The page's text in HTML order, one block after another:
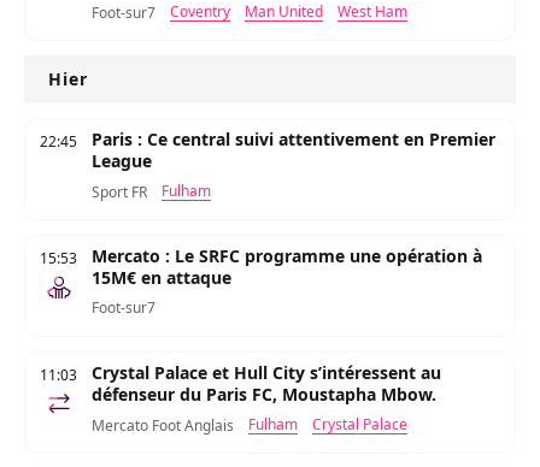
Foot-sur7 Coventry Man United West Ham
Hier
22:45
Paris : Ce central suivi attentivement en Premier
League
Sport FR Fulham
15:53
Mercato : Le SRFC programme une opération à
15M€ en attaque
Foot-sur7
11:03
Crystal Palace et Hull City s’intéressent au
défenseur du Paris FC, Moustapha Mbow.
Mercato Foot Anglais Fulham Crystal Palace